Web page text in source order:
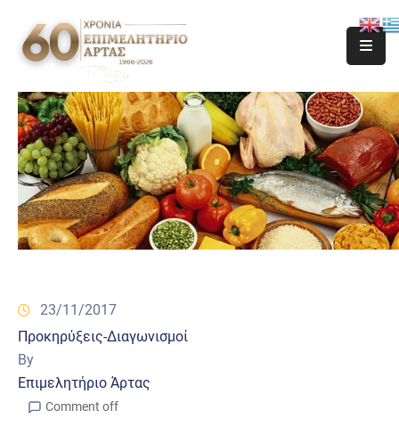
23/11/2017
Προκηρύξεις-Διαγωνισμοί
By
Επιμελητήριο Άρτας
Comment off